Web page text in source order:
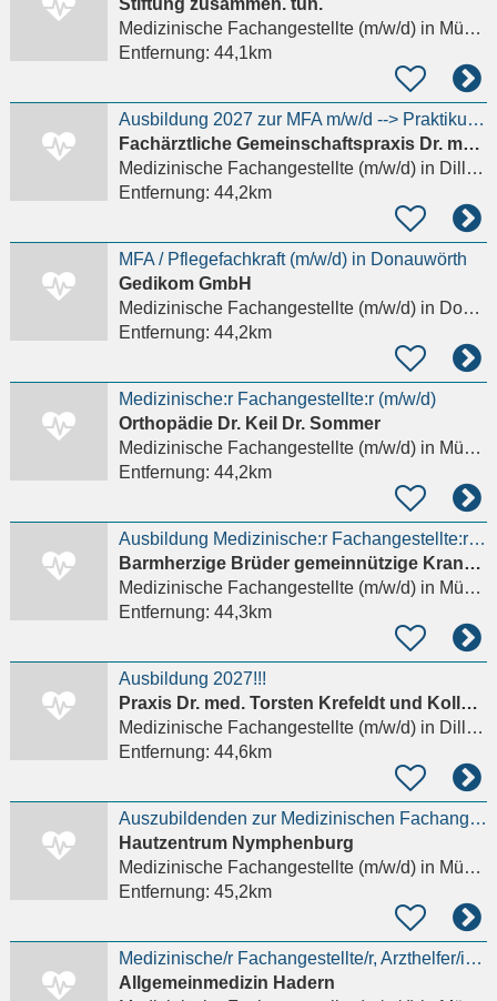
Stiftung zusammen. tun.
Medizinische Fachangestellte (m/w/d)in München, Feldmoching-Hasenbergl
Entfernung: 44,1km
Ausbildung 2027 zur MFA m/w/d --> Praktikum gerne möglich
Fachärztliche Gemeinschaftspraxis Dr. med. Karl-Heinz Kastner - Dr. med. Stefan Reitschuster - Dr.
Medizinische Fachangestellte (m/w/d)in Dillingen an der Donau
Entfernung: 44,2km
MFA / Pflegefachkraft (m/w/d) in Donauwörth
Gedikom GmbH
Medizinische Fachangestellte (m/w/d)in Donauwörth
Entfernung: 44,2km
Medizinische:r Fachangestellte:r (m/w/d)
Orthopädie Dr. Keil Dr. Sommer
Medizinische Fachangestellte (m/w/d)in München, Laim
Entfernung: 44,2km
Ausbildung Medizinische:r Fachangestellte:r (MFA)
Barmherzige Brüder gemeinnützige Krankenhaus GmbH
Medizinische Fachangestellte (m/w/d)in München, Laim
Entfernung: 44,3km
Ausbildung 2027!!!
Praxis Dr. med. Torsten Krefeldt und Kollegen
Medizinische Fachangestellte (m/w/d)in Dillingen an der Donau
Entfernung: 44,6km
Auszubildenden zur Medizinischen Fachangestellten (m/w/d) ab sofort
Hautzentrum Nymphenburg
Medizinische Fachangestellte (m/w/d)in München, Laim
Entfernung: 45,2km
Medizinische/r Fachangestellte/r, Arzthelfer/in (m/w/d) in München - Haidhausen
Allgemeinmedizin Hadern